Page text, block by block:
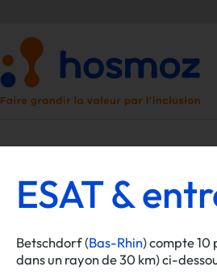
ESAT &
Betschdorf (Bas-Rhin) compte 10
dans un rayon de 30 km) ci-